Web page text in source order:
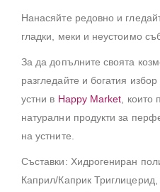
Нанасяйте редовно и
гладки, меки и неустоимо
За да допълните своята
разгледайте и богатия
устни в Happy Market, които
натурални продукти за
на устните.
Съставки: Хидрогениран
Каприл/Каприк